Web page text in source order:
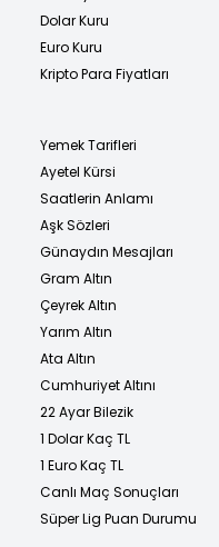
Dolar Kuru
Euro Kuru
Kripto Para Fiyatları
Yemek Tarifleri
Ayetel Kürsi
Saatlerin Anlamı
Aşk Sözleri
Günaydın Mesajları
Gram Altın
Çeyrek Altın
Yarım Altın
Ata Altın
Cumhuriyet Altını
22 Ayar Bilezik
1 Dolar Kaç TL
1 Euro Kaç TL
Canlı Maç Sonuçları
Süper Lig Puan Durumu